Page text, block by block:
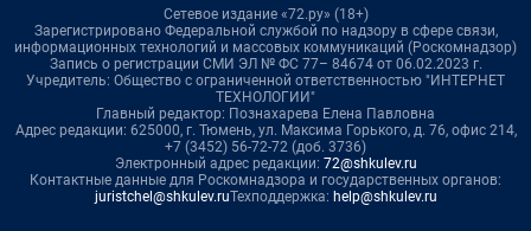
Сетевое издание «72.ру» (18+)
Зарегистрировано Федеральной службой по надзору в сфере связи,
информационных технологий и массовых коммуникаций (Роскомнадзор)
Запись о регистрации СМИ ЭЛ № ФС 77– 84674 от 06.02.2023 г.
Учредитель: Общество с ограниченной ответственностью "ИНТЕРНЕТ
ТЕХНОЛОГИИ"
Главный редактор: Познахарева Елена Павловна
Адрес редакции: 625000, г. Тюмень, ул. Максима Горького, д. 76, офис 214,
+7 (3452) 56-72-72 (доб. 3736)
Электронный адрес редакции: 72@shkulev.ru
Контактные данные для Роскомнадзора и государственных органов:
juristchel@shkulev.ruТехподдержка: help@shkulev.ru